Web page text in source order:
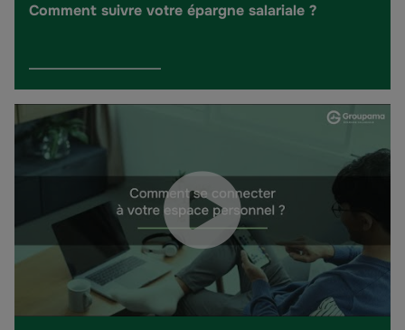
Comment suivre votre épargne salariale ?